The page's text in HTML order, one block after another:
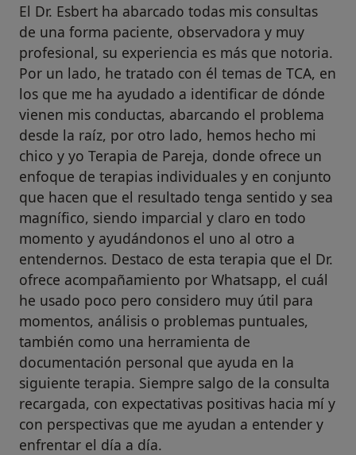
El Dr. Esbert ha abarcado todas mis consultas
de una forma paciente, observadora y muy
profesional, su experiencia es más que notoria.
Por un lado, he tratado con él temas de TCA, en
los que me ha ayudado a identificar de dónde
vienen mis conductas, abarcando el problema
desde la raíz, por otro lado, hemos hecho mi
chico y yo Terapia de Pareja, donde ofrece un
enfoque de terapias individuales y en conjunto
que hacen que el resultado tenga sentido y sea
magnífico, siendo imparcial y claro en todo
momento y ayudándonos el uno al otro a
entendernos. Destaco de esta terapia que el Dr.
ofrece acompañamiento por Whatsapp, el cuál
he usado poco pero considero muy útil para
momentos, análisis o problemas puntuales,
también como una herramienta de
documentación personal que ayuda en la
siguiente terapia. Siempre salgo de la consulta
recargada, con expectativas positivas hacia mí y
con perspectivas que me ayudan a entender y
enfrentar el día a día.